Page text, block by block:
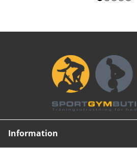
Information